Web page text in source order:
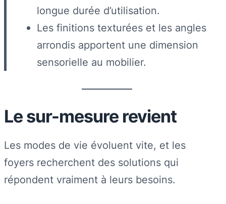
longue durée d’utilisation.
Les finitions texturées et les angles
arrondis apportent une dimension
sensorielle au mobilier.
Le sur-mesure revient
Les modes de vie évoluent vite, et les
foyers recherchent des solutions qui
répondent vraiment à leurs besoins.